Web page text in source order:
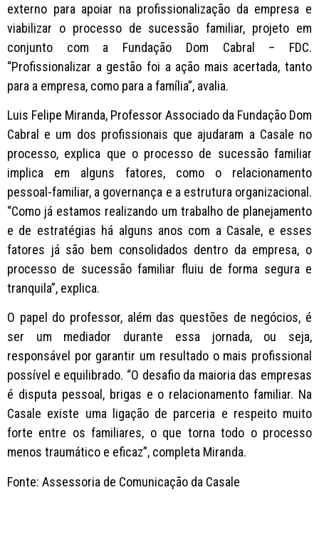
externo para apoiar na profissionalização da empresa e
viabilizar o processo de sucessão familiar, projeto em
conjunto com a Fundação Dom Cabral – FDC.
“Profissionalizar a gestão foi a ação mais acertada, tanto
para a empresa, como para a família”, avalia.
Luis Felipe Miranda, Professor Associado da Fundação Dom
Cabral e um dos profissionais que ajudaram a Casale no
processo, explica que o processo de sucessão familiar
implica em alguns fatores, como o relacionamento
pessoal-familiar, a governança e a estrutura organizacional.
“Como já estamos realizando um trabalho de planejamento
e de estratégias há alguns anos com a Casale, e esses
fatores já são bem consolidados dentro da empresa, o
processo de sucessão familiar fluiu de forma segura e
tranquila”, explica.
O papel do professor, além das questões de negócios, é
ser um mediador durante essa jornada, ou seja,
responsável por garantir um resultado o mais profissional
possível e equilibrado. “O desafio da maioria das empresas
é disputa pessoal, brigas e o relacionamento familiar. Na
Casale existe uma ligação de parceria e respeito muito
forte entre os familiares, o que torna todo o processo
menos traumático e eficaz”, completa Miranda.
Fonte: Assessoria de Comunicação da Casale